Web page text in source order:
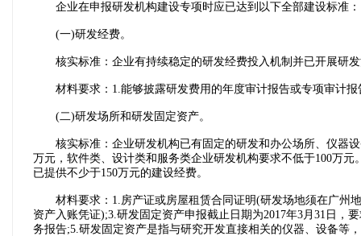
企业在申报研发机构建设专项时应已达到以下全部建设标准：
(一)研发经费。
核实标准：企业有持续稳定的研发经费投入机制并已开展研发
材料要求：1.能够披露研发费用的年度审计报告或专项审计报
(二)研发场所和研发固定资产。
核实标准：企业研发机构已有固定的研发和办公场所、仪器设
万元，软件类、设计类和服务类企业研发机构要求不低于100万
已提供不少于150万元的建设经费。
材料要求：1.房产证或房屋租赁合同证明(研发场地须在广州地
资产入账凭证);3.研发固定资产申报截止日期为2017年3月31日
务报告;5.研发固定资产是指与研究开发直接相关的仪器、设备等